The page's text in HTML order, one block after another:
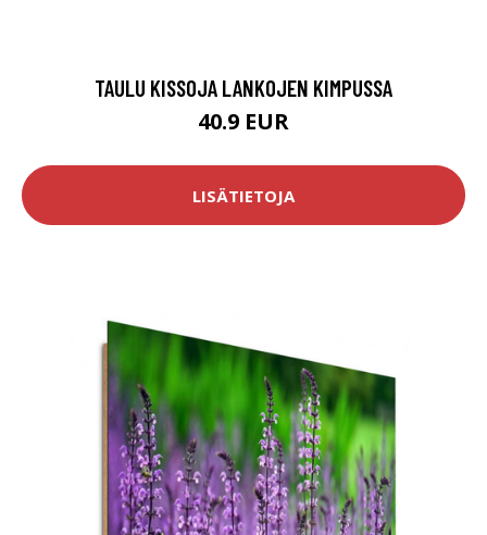
TAULU KISSOJA LANKOJEN KIMPUSSA
40.9 EUR
LISÄTIETOJA